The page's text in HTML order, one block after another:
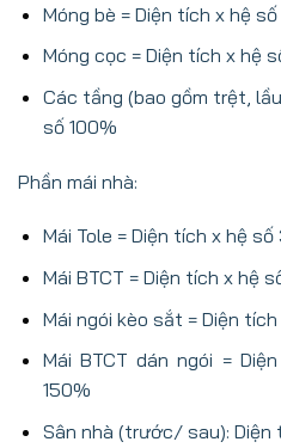
Móng bè = Diện tích x hệ
Móng cọc = Diện tích x hệ
Các tầng (bao gồm trệt,
số 100%
Phần mái nhà:
Mái Tole = Diện tích x hệ số
Mái BTCT = Diện tích x hệ
Mái ngói kèo sắt = Diện
Mái BTCT dán ngói =
150%
Sân nhà (trước/ sau):